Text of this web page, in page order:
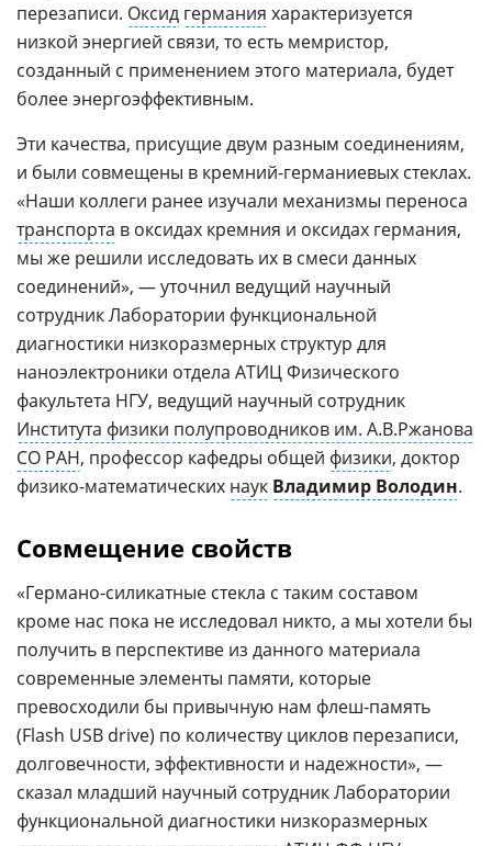
перезаписи. Оксид германия характеризуется
низкой энергией связи, то есть мемристор,
созданный с применением этого материала, будет
более энергоэффективным.
Эти качества, присущие двум разным соединениям,
и были совмещены в кремний-германиевых стеклах.
«Наши коллеги ранее изучали механизмы переноса
транспорта в оксидах кремния и оксидах германия,
мы же решили исследовать их в смеси данных
соединений», — уточнил ведущий научный
сотрудник Лаборатории функциональной
диагностики низкоразмерных структур для
наноэлектроники отдела АТИЦ Физического
факультета НГУ, ведущий научный сотрудник
Института физики полупроводников им. А.В.Ржанова
СО РАН, профессор кафедры общей физики, доктор
физико-математических наук Владимир Володин.
Совмещение свойств
«Германо-силикатные стекла с таким составом
кроме нас пока не исследовал никто, а мы хотели бы
получить в перспективе из данного материала
современные элементы памяти, которые
превосходили бы привычную нам флеш-память
(Flash USB drive) по количеству циклов перезаписи,
долговечности, эффективности и надежности», —
сказал младший научный сотрудник Лаборатории
функциональной диагностики низкоразмерных